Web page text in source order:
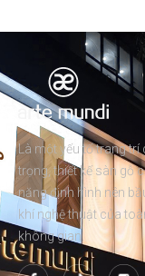
Là một yếu tố trang trí
trọng, thiết kế sàn gỗ
năng định hình nên
khí nghệ thuật của
không gian.